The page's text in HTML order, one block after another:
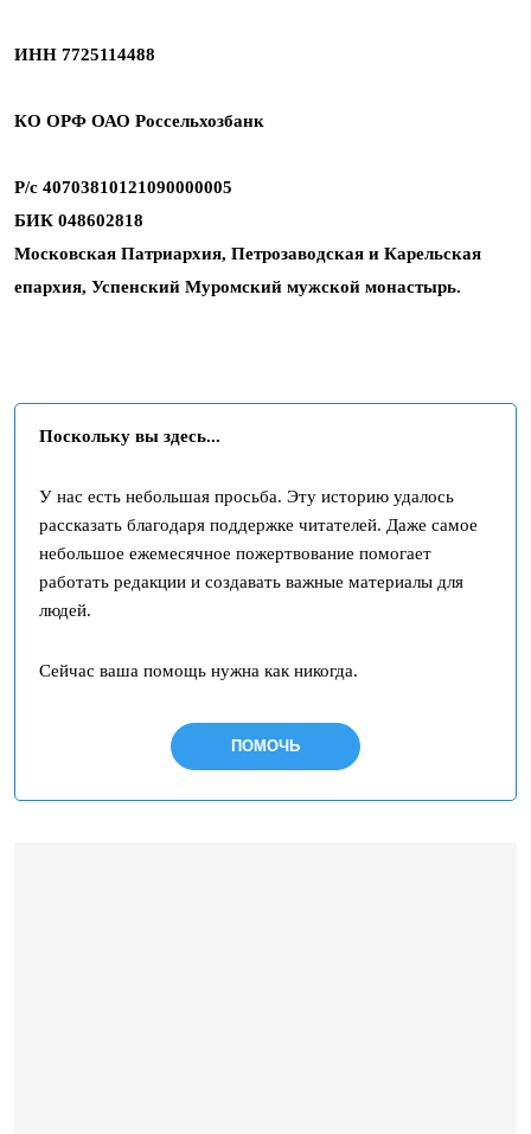
ИНН 7725114488
КО ОРФ ОАО Россельхозбанк
Р/с 40703810121090000005
БИК 048602818
Московская Патриархия, Петрозаводская и Карельская
епархия, Успенский Муромский мужской монастырь.
Поскольку вы здесь...
У нас есть небольшая просьба. Эту историю удалось
рассказать благодаря поддержке читателей. Даже самое
небольшое ежемесячное пожертвование помогает
работать редакции и создавать важные материалы для
людей.
Сейчас ваша помощь нужна как никогда.
ПОМОЧЬ